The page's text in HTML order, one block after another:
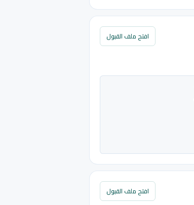
افتح ملف القبول
افتح ملف القبول